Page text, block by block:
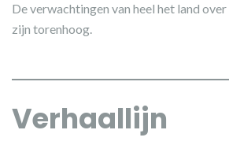
De verwachtingen van heel het land over
zijn torenhoog.
Verhaallijn